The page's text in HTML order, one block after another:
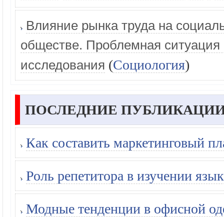
Влияние рынка труда на
обществе. Проблемная
исследования (Социология)
ПОСЛЕДНИЕ
Как составить маркетинговый
Роль репетитора в изучении
Модные тенденции в офисной